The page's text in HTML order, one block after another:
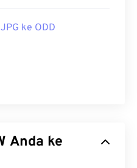
JPG ke ODD